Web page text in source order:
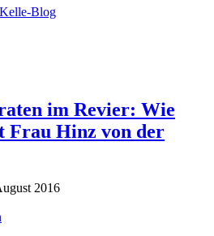
im Revier: Wie
Frau Hinz von der
2016